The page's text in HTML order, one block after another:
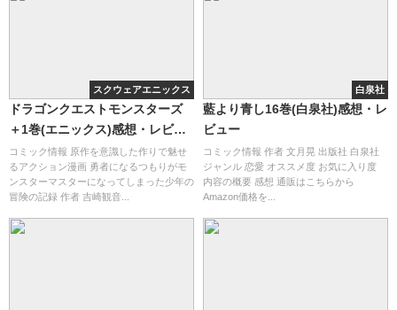
スクウェアエニックス
ドラゴンクエストモンスターズ
＋1巻(エニックス)感想・レビュ
ー
コミック情報 原作を意識した作りで魅せ
るアクション漫画 勇者になるつもりがモ
ンスターマスターになってしまった少年の
冒険の記録 作者 吉崎観音...
白泉社
藍より青し16巻(白泉社)感想・レ
ビュー
コミック情報 作者 文月晃 出版社 白泉社
ジャンル 恋愛 オススメ度 お気に入り度
内容の概要 感想 通販はこちらから
Amazon価格を...